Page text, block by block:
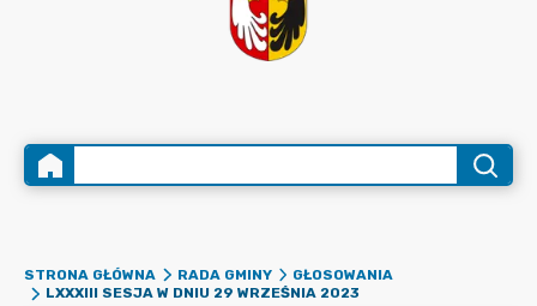
STRONA GŁÓWNA RADA GMINY
GŁOSOWANIA
LXXXIII SESJA W DNIU 29 WRZEŚNIA 2023